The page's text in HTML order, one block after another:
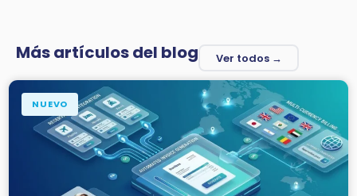
Más artículos del blog Ver todos →
NUEVO